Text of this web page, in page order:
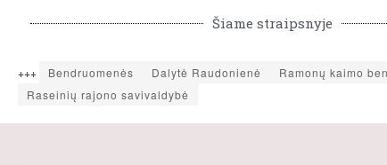
Šiame straipsnyje
+++ Bendruomenės Dalytė Raudonienė
Ramonų kaimo
Raseinių rajono savivaldybė